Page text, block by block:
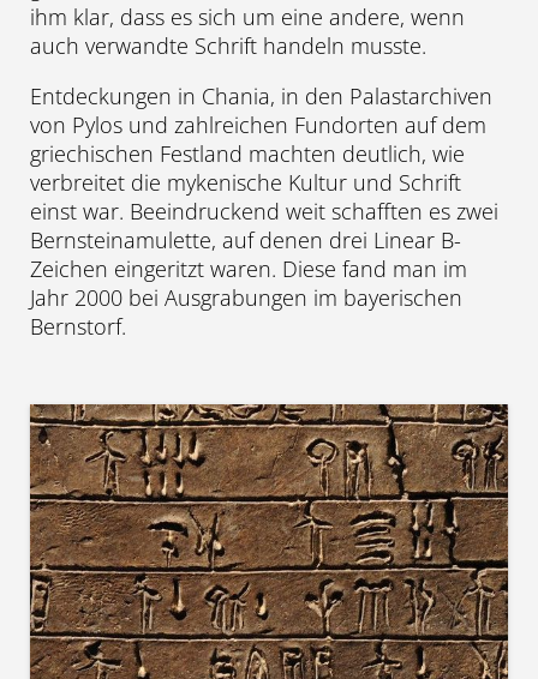
ihm klar, dass es sich um eine andere, wenn
auch verwandte Schrift handeln musste.
Entdeckungen in Chania, in den Palastarchiven
von Pylos und zahlreichen Fundorten auf dem
griechischen Festland machten deutlich, wie
verbreitet die mykenische Kultur und Schrift
einst war. Beeindruckend weit schafften es zwei
Bernsteinamulette, auf denen drei Linear B-
Zeichen eingeritzt waren. Diese fand man im
Jahr 2000 bei Ausgrabungen im bayerischen
Bernstorf.